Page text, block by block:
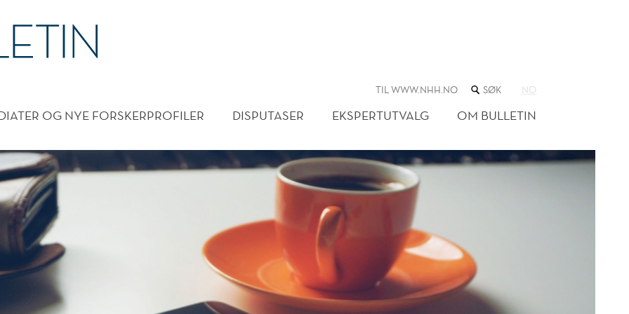
TIL WWW.NHH.NO SØK
NETTSTEDET
NO
OG NYE FORSKERPROFILER DISPUTASER EKSPERTUTVALG OM BULLETIN